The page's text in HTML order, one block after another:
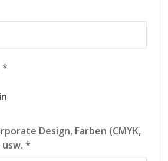
*
Design, Farben (CMYK,
*